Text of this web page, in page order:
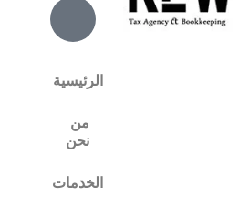
الرئيسية
من
نحن
الخدمات